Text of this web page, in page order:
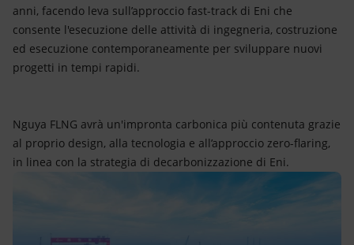
anni, facendo leva sull’approccio fast-track di Eni che
consente l'esecuzione delle attività di ingegneria, costruzione
ed esecuzione contemporaneamente per sviluppare nuovi
progetti in tempi rapidi.
Nguya FLNG avrà un'impronta carbonica più contenuta grazie
al proprio design, alla tecnologia e all’approccio zero-flaring,
in linea con la strategia di decarbonizzazione di Eni.